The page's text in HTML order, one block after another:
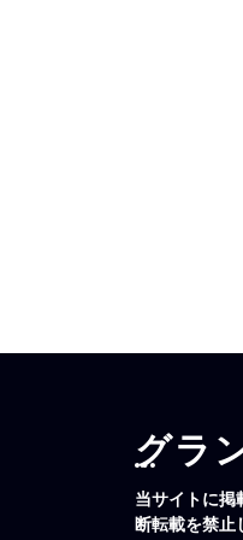
グラ
当サイトに掲
断転載を禁止